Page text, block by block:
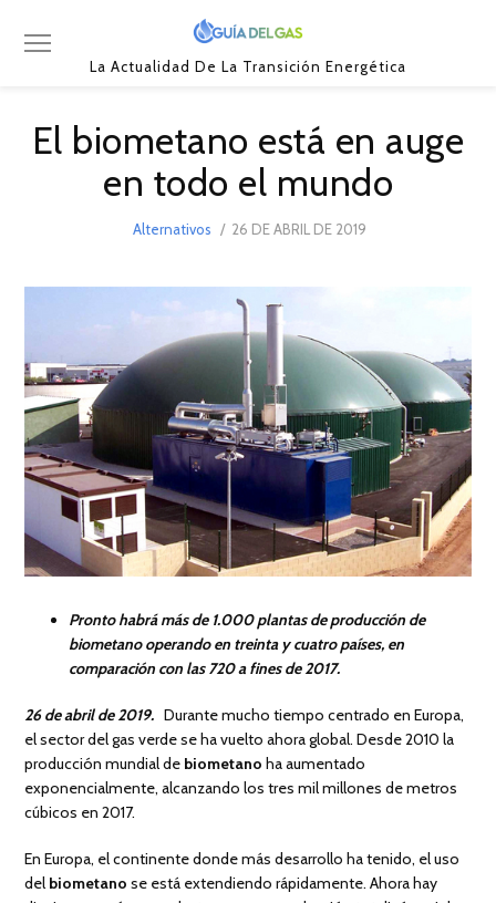
La Actualidad De La Transición Energética
El biometano está en auge
en todo el mundo
Alternativos
POSTED
26 DE ABRIL DE 2019
Pronto habrá más de 1.000 plantas de producción de
biometano operando en treinta y cuatro países, en
comparación con las 720 a fines de 2017.
26 de abril de 2019. Durante mucho tiempo centrado en Europa,
el sector del gas verde se ha vuelto ahora global. Desde 2010 la
producción mundial de biometano ha aumentado
exponencialmente, alcanzando los tres mil millones de metros
cúbicos en 2017.
En Europa, el continente donde más desarrollo ha tenido, el uso
del biometanose está extendiendo rápidamente. Ahora hay